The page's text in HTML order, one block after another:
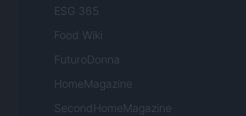
ESG 365
Food Wiki
FuturoDonna
HomeMagazine
SecondHomeMagazine